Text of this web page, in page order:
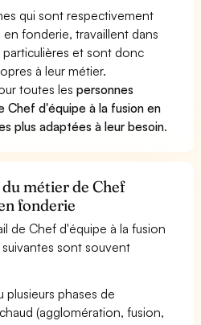
qui sont respectivement
fonderie, travaillent dans
et sont donc
à leur métier.
toutes lespersonnes
Chef d'équipe à la fusion en
plus adaptées à leur besoin.
métier de Chef
fonderie
de Chef d'équipe à la fusion
sont souvent
plusieurs phases de
(agglomération, fusion,